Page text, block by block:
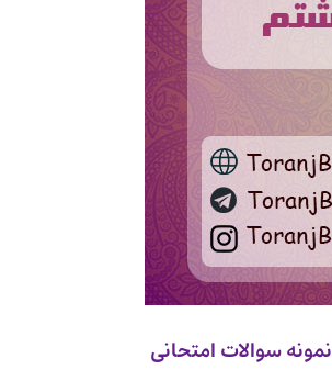
نمونه سوالات امتحانی